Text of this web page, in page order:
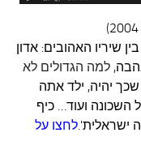
2004
)
שיריו האהובים: אדון
למה הגדולים לא
שכך יהיה, ילד אתה
השכונה ועוד… כיף
ישראלית'.לחצו על